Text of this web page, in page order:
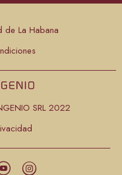
La Habana
SRL 2022